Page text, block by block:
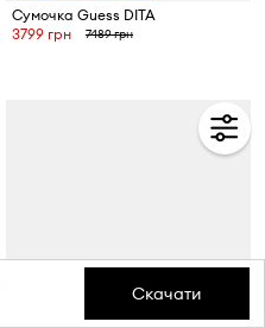
Сумочка Guess DITA
3799 грн
7489 грн
Скачати